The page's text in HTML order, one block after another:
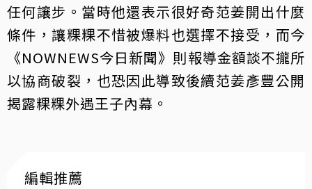
任何讓步。當時他還表示很好奇范姜開出什麼
條件，讓粿粿不惜被爆料也選擇不接受，而今
《NOWNEWS今日新聞》則報導金額談不攏所
以協商破裂，也恐因此導致後續范姜彥豐公開
揭露粿粿外遇王子內幕。
編輯推薦